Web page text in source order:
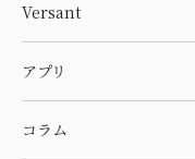
Versant
アプリ
コラム